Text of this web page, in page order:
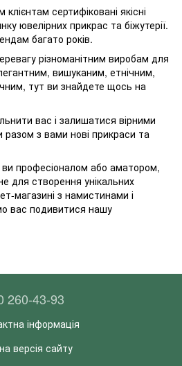
сертифіковані якісні
ювелірних прикрас та біжутерії.
багато років.
різноманітним виробам для
вишуканим, етнічним,
тут ви знайдете щось на
вас і залишатися вірними
з вами нові прикраси та
професіоналом або аматором,
для створення унікальних
магазині з намистинами і
вас подивитися нашу
260-43-93
інформація
версія сайту